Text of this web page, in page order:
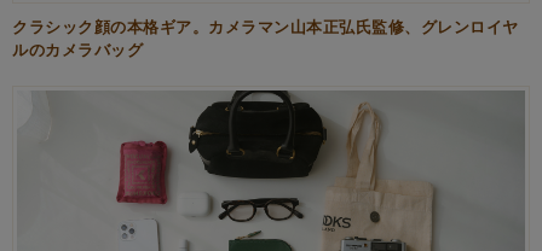
クラシック顔の本格ギア。カメラマン山本正弘氏監修、グレンロイヤ
ルのカメラバッグ